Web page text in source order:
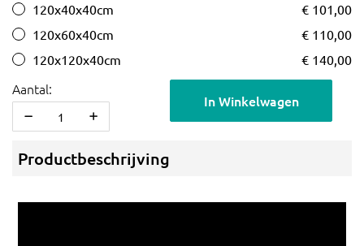
120x40x40cm
€ 101,00
120x60x40cm
€ 110,00
120x120x40cm
€ 140,00
Aantal:
In Winkelwagen
Productbeschrijving